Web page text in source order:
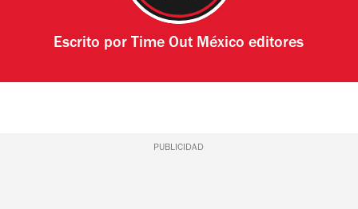
Escrito por Time Out México editores
PUBLICIDAD